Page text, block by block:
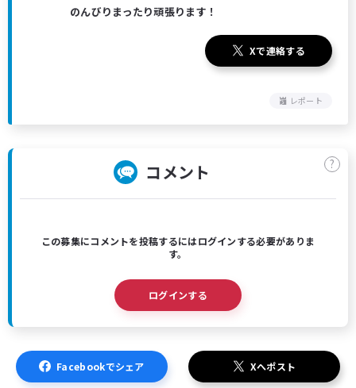
のんびりまったり頑張ります！
Xで連絡する
レポート
コメント ?
この募集にコメントを投稿するにはログインする必要がありま
す。
ログインする
Facebookでシェア Xへポスト